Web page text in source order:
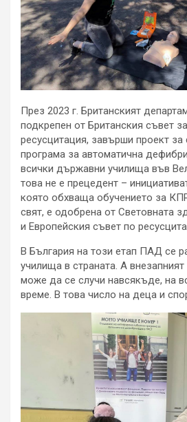
През 2023 г. Британският
подкрепен от Британския съвет за
ресусцитация, завърши проект за
програма за автоматична
всички държавни училища във
това не е прецедент –
която обхваща обучението за
свят, е одобрена от Световната
и Европейския съвет по
В България на този етап ПАД се
училища в страната. А
може да се случи навсякъде, на
време. В това число на деца и